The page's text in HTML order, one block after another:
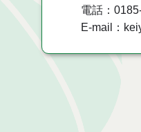
電話：
E-mail：